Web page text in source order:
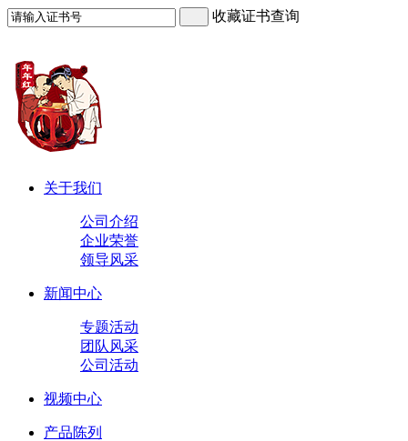
收藏证书查询
关于我们
公司介绍
企业荣誉
领导风采
新闻中心
专题活动
团队风采
公司活动
视频中心
产品陈列